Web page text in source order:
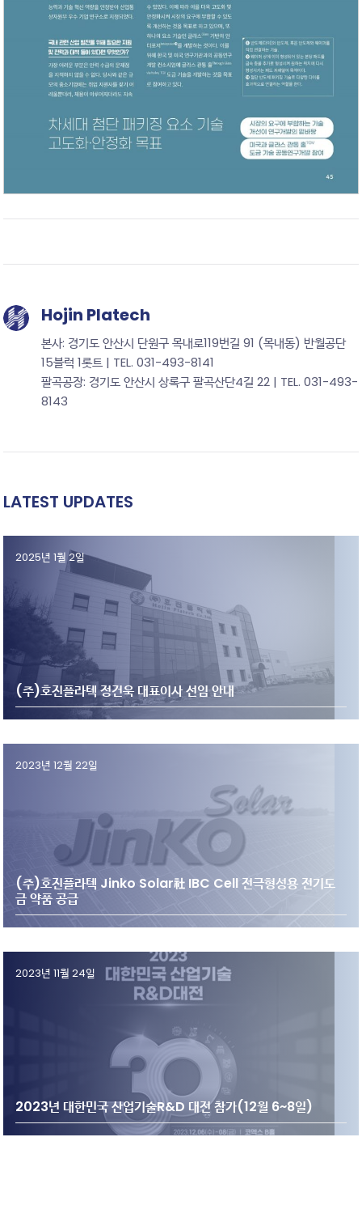
Hojin Platech
본사: 경기도 안산시 단원구 목내로119번길 91 (목내동) 반월공단
15블럭 1롯트 | TEL. 031-493-8141
팔곡공장: 경기도 안산시 상록구 팔곡산단4길 22 | TEL. 031-493-
8143
LATEST UPDATES
2025년 1월 2일
(주)호진플라텍 정건욱 대표이사 선임 안내
2023년 12월 22일
(주)호진플라텍 Jinko Solar社 IBC Cell 전극형성용 전기도
금 약품 공급
2023년 11월 24일
2023년 대한민국 산업기술R&D 대전 참가(12월 6~8일)